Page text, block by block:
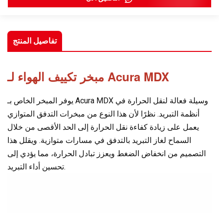
تفاصيل المنتج
مبخر تكييف الهواء لـ Acura MDX
يوفر المبخر الخاص بـ Acura MDX وسيلة فعالة لنقل الحرارة في
أنظمة التبريد. نظرًا لأن هذا النوع من مبخرات التدفق المتوازي
يعمل على زيادة كفاءة نقل الحرارة إلى الحد الأقصى من خلال
السماح لغاز التبريد بالتدفق في مسارات متوازية. ويقلل هذا
التصميم من انخفاض الضغط ويعزز تبادل الحرارة، مما يؤدي إلى
تحسين أداء التبريد.